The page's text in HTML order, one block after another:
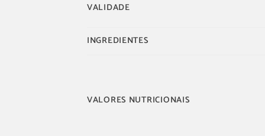
VALIDADE
INGREDIENTES
VALORES NUTRICIONAIS